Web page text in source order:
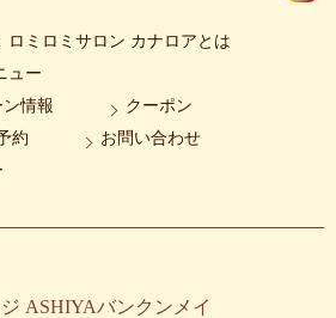
ロミロミサロン カナロアとは
ュー
情報
クーポン
約
お問い合わせ
ASHIYAバンクンメイ